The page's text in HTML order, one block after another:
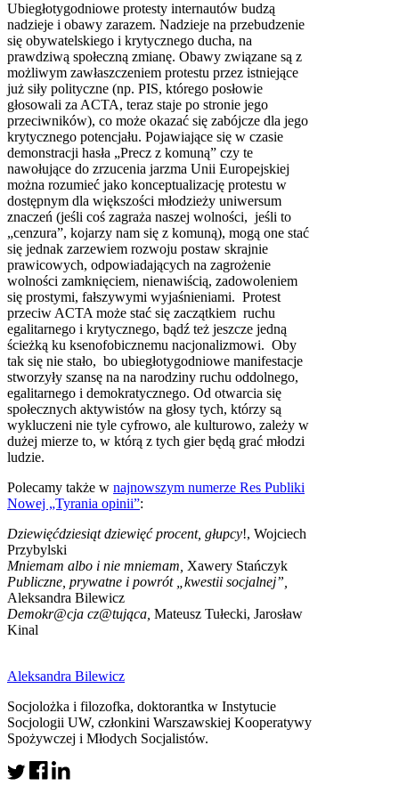
Ubiegłotygodniowe protesty internautów budzą
nadzieje i obawy zarazem. Nadzieje na przebudzenie
się obywatelskiego i krytycznego ducha, na
prawdziwą społeczną zmianę. Obawy związane są z
możliwym zawłaszczeniem protestu przez istniejące
już siły polityczne (np. PIS, którego posłowie
głosowali za ACTA, teraz staje po stronie jego
przeciwników), co może okazać się zabójcze dla jego
krytycznego potencjału. Pojawiające się w czasie
demonstracji hasła „Precz z komuną” czy te
nawołujące do zrzucenia jarzma Unii Europejskiej
można rozumieć jako konceptualizację protestu w
dostępnym dla większości młodzieży uniwersum
znaczeń (jeśli coś zagraża naszej wolności, jeśli to
„cenzura”, kojarzy nam się z komuną), mogą one stać
się jednak zarzewiem rozwoju postaw skrajnie
prawicowych, odpowiadających na zagrożenie
wolności zamknięciem, nienawiścią, zadowoleniem
się prostymi, fałszywymi wyjaśnieniami. Protest
przeciw ACTA może stać się zaczątkiem ruchu
egalitarnego i krytycznego, bądź też jeszcze jedną
ścieżką ku ksenofobicznemu nacjonalizmowi. Oby
tak się nie stało, bo ubiegłotygodniowe manifestacje
stworzyły szansę na na narodziny ruchu oddolnego,
egalitarnego i demokratycznego. Od otwarcia się
społecznych aktywistów na głosy tych, którzy są
wykluczeni nie tyle cyfrowo, ale kulturowo, zależy w
dużej mierze to, w którą z tych gier będą grać młodzi
ludzie.
Polecamy także w najnowszym numerze Res Publiki
Nowej „Tyrania opinii”:
Dziewięćdziesiąt dziewięć procent, głupcy!, Wojciech
Przybylski
Mniemam albo i nie mniemam, Xawery Stańczyk
Publiczne, prywatne i powrót „kwestii socjalnej”,
Aleksandra Bilewicz
Demokr@cja cz@tująca, Mateusz Tułecki, Jarosław
Kinal
Aleksandra Bilewicz
Socjolożka i filozofka, doktorantka w Instytucie
Socjologii UW, członkini Warszawskiej Kooperatywy
Spożywczej i Młodych Socjalistów.